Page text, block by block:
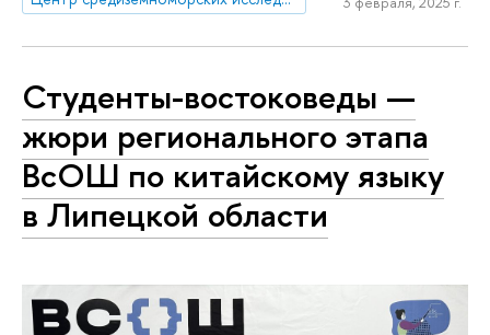
Студенты-востоковеды —
жюри регионального этапа
ВсОШ по китайскому языку
в Липецкой области